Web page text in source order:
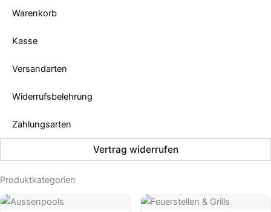
Warenkorb
Kasse
Versandarten
Widerrufsbelehrung
Zahlungsarten
Vertrag widerrufen
Produktkategorien